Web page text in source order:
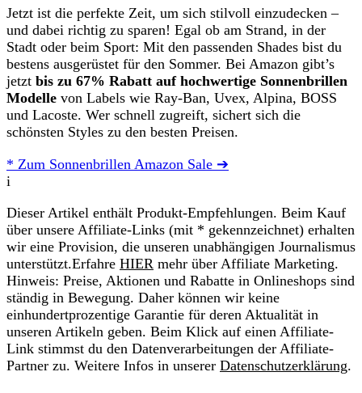
Jetzt ist die perfekte Zeit, um sich stilvoll einzudecken –
und dabei richtig zu sparen! Egal ob am Strand, in der
Stadt oder beim Sport: Mit den passenden Shades bist du
bestens ausgerüstet für den Sommer. Bei Amazon gibt’s
jetzt bis zu 67% Rabatt auf hochwertige Sonnenbrillen
Modelle von Labels wie Ray-Ban, Uvex, Alpina, BOSS
und Lacoste. Wer schnell zugreift, sichert sich die
schönsten Styles zu den besten Preisen.
* Zum Sonnenbrillen Amazon Sale ➔
i
Dieser Artikel enthält Produkt-Empfehlungen. Beim Kauf
über unsere Affiliate-Links (mit * gekennzeichnet) erhalten
wir eine Provision, die unseren unabhängigen Journalismus
unterstützt.Erfahre HIER mehr über Affiliate Marketing.
Hinweis: Preise, Aktionen und Rabatte in Onlineshops sind
ständig in Bewegung. Daher können wir keine
einhundertprozentige Garantie für deren Aktualität in
unseren Artikeln geben. Beim Klick auf einen Affiliate-
Link stimmst du den Datenverarbeitungen der Affiliate-
Partner zu. Weitere Infos in unserer Datenschutzerklärung.